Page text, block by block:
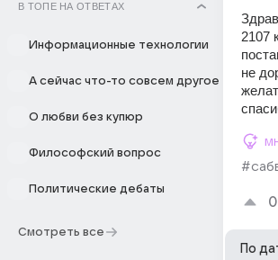
В ТОПЕ НА ОТВЕТАХ
Информационные технологии
А сейчас что-то совсем другое
О любви без купюр
Философский вопрос
Политические дебаты
Смотреть все
2107
не
0
По